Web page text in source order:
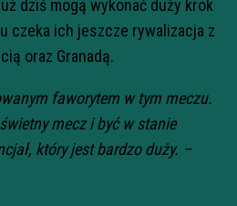
dziś mogą wykonać duży krok
czeka ich jeszcze rywalizacja z
oraz Granadą.
faworytem w tym meczu.
mecz i być w stanie
który jest bardzo duży. –